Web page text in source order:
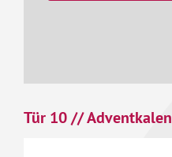
Tür 10 //